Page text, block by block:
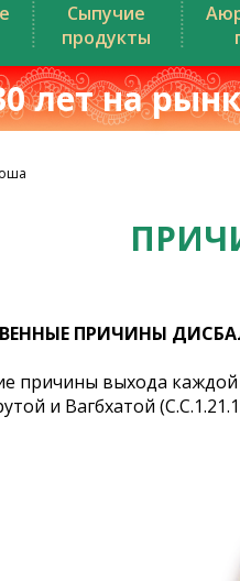
Сыпучие
продукты
лет на
ПРИЧИНЫ
причины выхода
и Вагбхатой